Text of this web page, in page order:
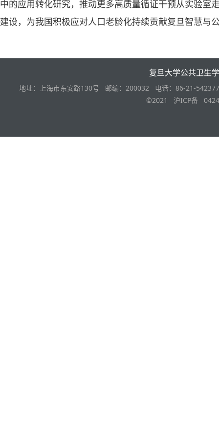
中的应用转化研究，推动更多高质量循证干预从实验室
建设，为我国积极应对人口老龄化持续贡献复旦智慧与
复旦大学公共卫生
地址：上海市东安路130号 邮编：200032 电话：86-21-
©2021 沪ICP备